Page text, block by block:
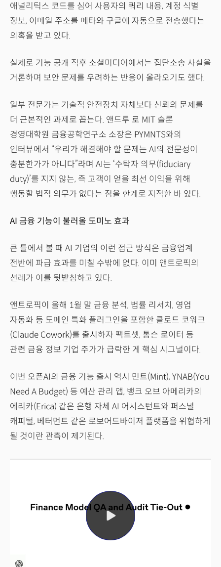
애널리틱스 코드를 심어 사용자의 쿼리 내용, 계정 식별
정보, 이메일 주소를 메타와 구글에 자동으로 전송했다는
의혹을 받고 있다.
실제로 기능 공개 직후 소셜미디어에서는 집단소송 사실을
거론하며 보안 문제를 우려하는 반응이 올라오기도 했다.
일부 전문가는 기술적 안전장치 자체보다 신뢰의 문제를
더 근본적인 과제로 꼽는다. 앤드루 로 MIT 슬론
경영대학원 금융공학연구소 소장은 PYMNTS와의
인터뷰에서 “우리가 해결해야 할 문제는 AI의 전문성이
충분한가가 아니다”라며 AI는 ‘수탁자 의무(fiduciary
duty)’를 지지 않는, 즉 고객이 얻을 최선 이익을 위해
행동할 법적 의무가 없다는 점을 한계로 지적한 바 있다.
AI 금융 기능이 불러올 도미노 효과
큰 틀에서 볼 때 AI 기업의 이런 접근 방식은 금융업계
전반에 파급 효과를 미칠 수밖에 없다. 이미 앤트로픽의
선례가 이를 뒷받침하고 있다.
앤트로픽이 올해 1월 말 금융 분석, 법률 리서치, 영업
자동화 등 도메인 특화 플러그인을 포함한 클로드 코워크
(Claude Cowork)를 출시하자 팩트셋, 톰슨 로이터 등
관련 금융 정보 기업 주가가 급락한 게 핵심 시그널이다.
이번 오픈AI의 금융 기능 출시 역시 민트(Mint), YNAB(You
Need A Budget) 등 예산 관리 앱, 뱅크 오브 아메리카의
에리카(Erica) 같은 은행 자체 AI 어시스턴트와 퍼스널
캐피털, 베터먼트 같은 로보어드바이저 플랫폼을 위협하게
될 것이란 관측이 제기된다.